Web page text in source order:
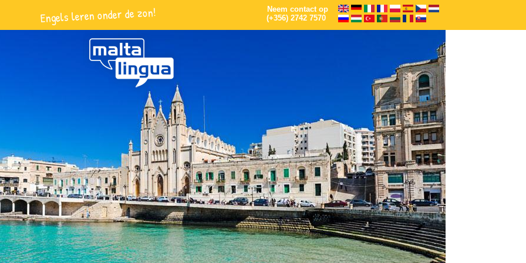
Engels leren onder de zon!
Neem contact op
(+356) 2742 7570